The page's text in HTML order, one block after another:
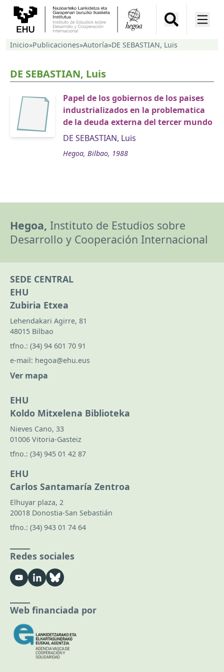
Inicio»Publicaciones»Autoría»DE SEBASTIAN, Luis
DE SEBASTIAN, Luis
Papel de los gobiernos de los paises
industrializados en la problematica
de la deuda externa del tercer mundo
DE SEBASTIAN, Luis
Hegoa, Bilbao, 1988
Hegoa, Instituto de Estudios sobre
Desarrollo y Cooperación Internacional
SEDE CENTRAL
EHU
Zubiria Etxea
Lehendakari Agirre, 81
48015 Bilbao
tfno.: (34) 94 601 70 91
e-mail: hegoa@ehu.eus
Ver mapa
EHU
Koldo Mitxelena Biblioteka
Nieves Cano, 33
01006 Vitoria-Gasteiz
tfno.: (34) 945 01 42 87
EHU
Carlos Santamaría Zentroa
Elhuyar plaza, 2
20018 Donostia-San Sebastián
tfno.: (34) 943 01 74 64
Redes sociales
Web financiada por